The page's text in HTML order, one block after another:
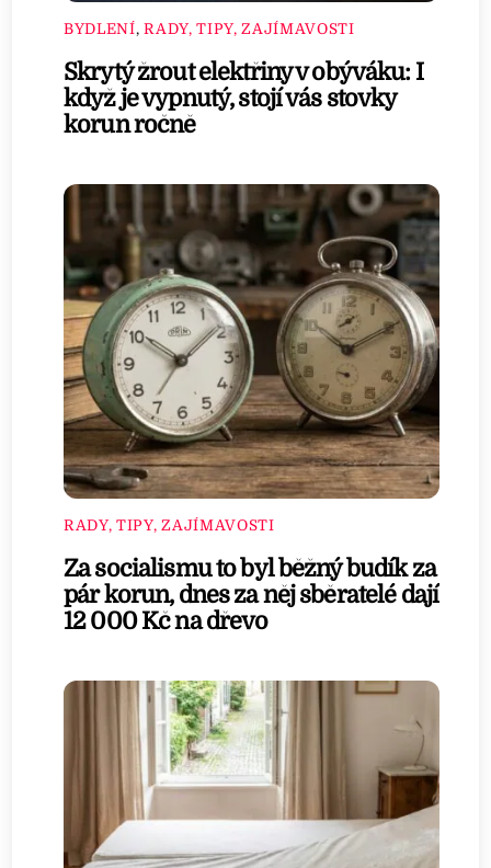
BYDLENÍ,RADY, TIPY, ZAJÍMAVOSTI
Skrytý žrout elektřiny v obýváku: I
když je vypnutý, stojí vás stovky
korun ročně
RADY, TIPY, ZAJÍMAVOSTI
Za socialismu to byl běžný budík za
pár korun, dnes za něj sběratelé dají
12 000 Kč na dřevo